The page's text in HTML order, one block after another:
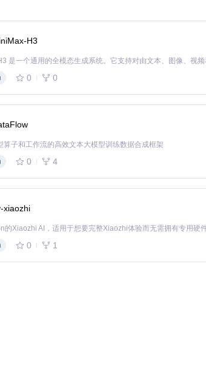
H3
0 0
算子和工作流的高效文本大模型训练数据合成框架
0 4
xiaozhi
0 1